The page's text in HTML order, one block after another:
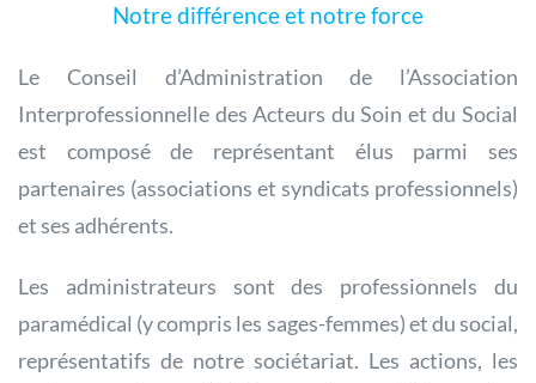
Notre différence et notre force
Le Conseil d’Administration de l’Association
Interprofessionnelle des Acteurs du Soin et du Social
est composé de représentant élus parmi ses
partenaires (associations et syndicats professionnels)
et ses adhérents.
Les administrateurs sont des professionnels du
paramédical (y compris les sages-femmes) et du social,
représentatifs de notre sociétariat. Les actions, les